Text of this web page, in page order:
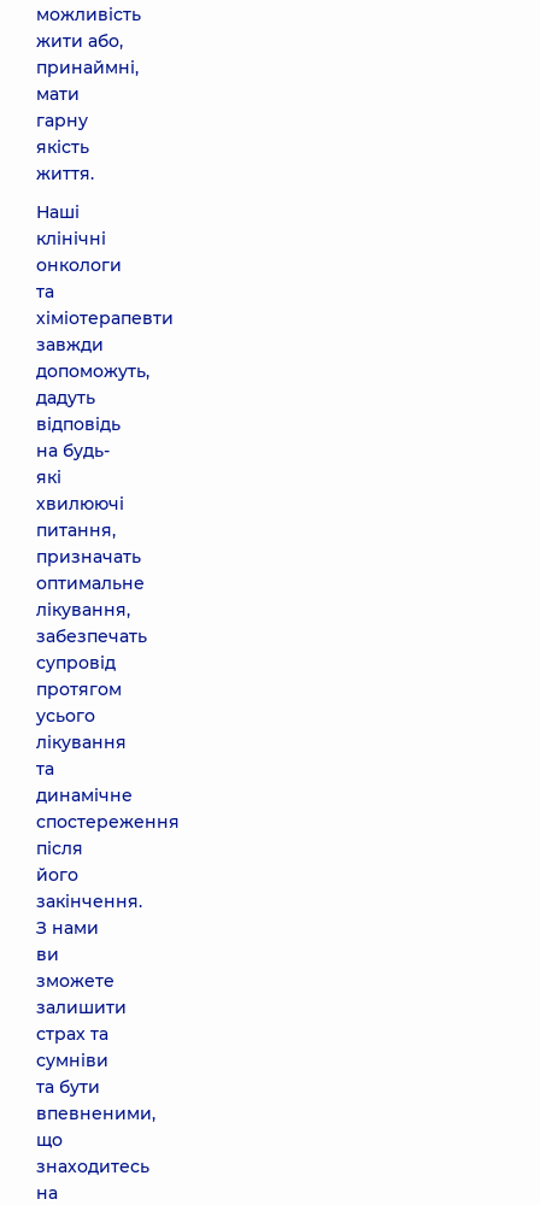
можливість
жити або,
принаймні,
мати
гарну
якість
життя.
Наші
клінічні
онкологи
та
хіміотерапевти
завжди
допоможуть,
дадуть
відповідь
на будь-
які
хвилюючі
питання,
призначать
оптимальне
лікування,
забезпечать
супровід
протягом
усього
лікування
та
динамічне
спостереження
після
його
закінчення.
З нами
ви
зможете
залишити
страх та
сумніви
та бути
впевненими,
що
знаходитесь
на